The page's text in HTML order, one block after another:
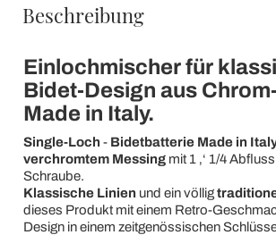
Beschreibung
Einlochmischer für
Bidet-Design aus
Made in Italy.
Single-Loch - Bidetbatterie Made in
verchromtem Messingmit 1 ‚‘ 1/4
Schraube.
Klassische Linien und ein völlig
dieses Produkt mit einem Retro-
Design in einem zeitgenössischen